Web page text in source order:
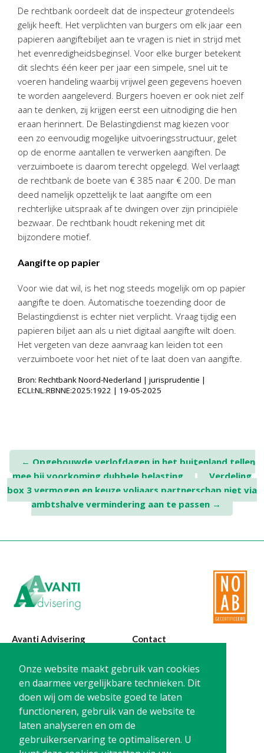
Onze website maakt gebruik van cookies
en daarmee vergelijkbare technieken. Dit
doen wij om de website goed te laten
functioneren, gebruik van de website te
laten analyseren en om de
gebruikerservaring te optimaliseren. U
De rechtbank oordeelt dat de inspecteur grotendeels
gelijk heeft. Het verplichten van burgers om elk jaar een
papieren aangiftebiljet aan te vragen is niet in strijd met
het evenredigheidsbeginsel. Voor elke burger betekent
dit slechts één keer per jaar een simpele, snel uit te
voeren handeling waarbij vrijwel geen gegevens hoeven
te worden aangeleverd. Burgers hoeven er ook niet zelf
aan te denken, zij krijgen eerst een uitnodiging die hen
eraan herinnert. De Belastingdienst mag kiezen voor
een zo eenvoudig mogelijke uitvoeringsstructuur, gelet
op de enorme aantallen te verwerken aangiften. De
verzuimboete is daarom terecht opgelegd. Wel verlaagt
de rechtbank de boete van € 385 naar € 200. De man
deed namelijk opzettelijk te laat aangifte om een
rechterlijke uitspraak af te dwingen over zijn principiële
bezwaar. De rechtbank houdt rekening met dit
bijzondere motief.
Aangifte op papier
Voor wie dat wil, is het nog steeds mogelijk om op papier
aangifte te doen. Automatische toezending door de
Belastingdienst is echter niet verplicht. Vraag tijdig een
papieren biljet aan als u niet digitaal aangifte wilt doen.
Het vergeten van deze aanvraag kan leiden tot een
verzuimboete voor het niet of te laat doen van aangifte.
Bron: Rechtbank Noord-Nederland | jurisprudentie |
ECLI:NL:RBNNE:2025:1922 | 19-05-2025
Post
navigation
← Opgebouwde verlofdagen in het buitenland tellen
mee bij voorkoming dubbele belasting
Verdeling
box 3 vermogen en keuze voljaars partnerschap niet via
ambtshalve vermindering aan te passen →
Avanti Advisering
Poelstraat 4
1441 RR Purmerend
Contact
T: 0299-420870
@:
info@avanti-
advisering.nl
BTW: NL861212733B01